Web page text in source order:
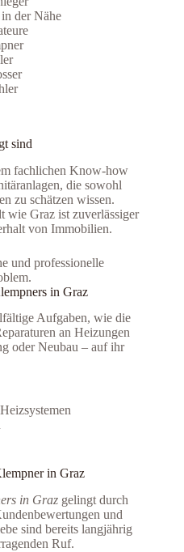
sind
fachlichen Know-how
die sowohl
zu schätzen wissen.
wie Graz ist zuverlässiger
von Immobilien.
und professionelle
in Graz
Aufgaben, wie die
an Heizungen
oder Neubau – auf ihr
in Graz
in Graz gelingt durch
und
sind bereits langjährig
Ruf.
der Nähe